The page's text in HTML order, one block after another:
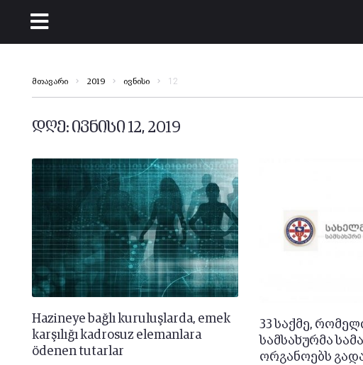
მთავარი 2019 ივნისი 12
დღე: ივნისი 12, 2019
Hazineye bağlı kuruluşlarda, emek
karşılığı kadrosuz elemanlara
ödenen tutarlar
33 საქმე,
სამსახურმა
ორგანოებს